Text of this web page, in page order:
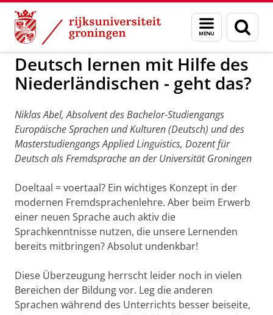
Skip
Content
Skip
Navigation
Menu
en
zoeken
GMW EVN Duits
Deutsch lernen mit Hilfe des
Niederländischen - geht das?
Niklas Abel, Absolvent des Bachelor-Studiengangs
Europäische Sprachen und Kulturen (Deutsch) und des
Masterstudiengangs Applied Linguistics, Dozent für
Deutsch als Fremdsprache an der Universität Groningen
Doeltaal = voertaal? Ein wichtiges Konzept in der
modernen Fremdsprachenlehre. Aber beim Erwerb
einer neuen Sprache auch aktiv die
Sprachkenntnisse nutzen, die unsere Lernenden
bereits mitbringen? Absolut undenkbar!
Diese Überzeugung herrscht leider noch in vielen
Bereichen der Bildung vor. Leg die anderen
Sprachen während des Unterrichts besser beiseite,